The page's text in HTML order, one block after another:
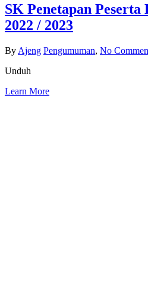
SK Penetapan
2022 / 2023
By Ajeng Pengumuman, No
Unduh
Learn More